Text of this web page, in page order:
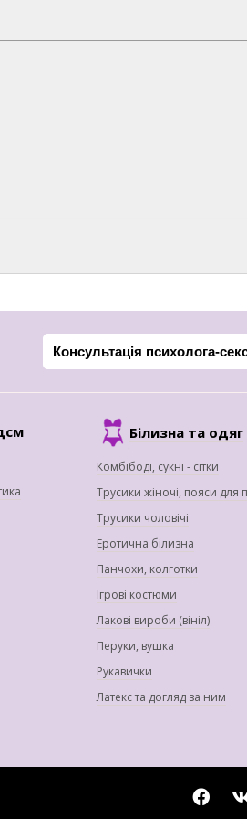
Консультація психолога-
Білизна та одяг
Комбібоді, сукні - сітки
Трусики жіночі, пояси для
Трусики чоловічі
Еротична білизна
Панчохи, колготки
Ігрові костюми
Лакові вироби (вініл)
Перуки, вушка
Рукавички
Латекс та догляд за ним